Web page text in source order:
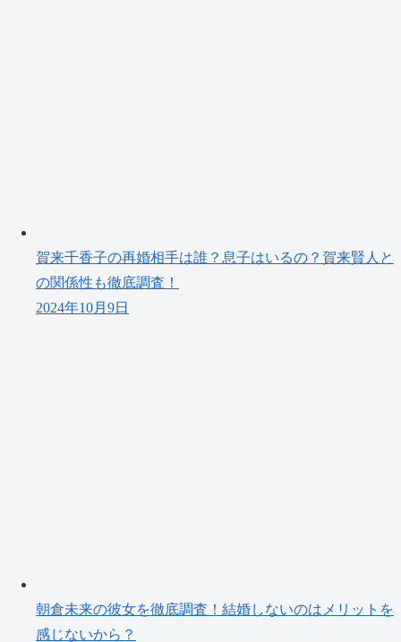
賀来千香子の再婚相手は誰？息子はいるの？賀来賢人と
の関係性も徹底調査！
2024年10月9日
朝倉未来の彼女を徹底調査！結婚しないのはメリットを
感じないから？